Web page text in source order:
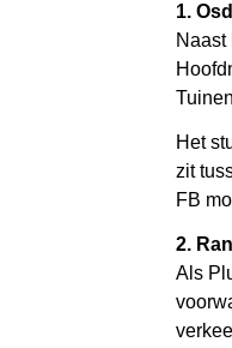
1.
Naast
Het
zit
FB
2.
Als